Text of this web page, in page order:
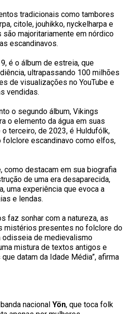
tradicionais como tambores
citole, jouhikko, nyckelharpa e
são majoritariamente em nórdico
escandinavos.
é o álbum de estreia, que
ultrapassando 100 milhões
de visualizações no YouTube e
vendidas.
o segundo álbum, Vikings
o elemento da água em suas
terceiro, de 2023, é Huldufólk,
folclore escandinavo como elfos,
como destacam em sua biografia
de uma era desaparecida,
uma experiência que evoca a
e lendas.
faz sonhar com a natureza, as
mistérios presentes no folclore do
odisseia de medievalismo
mistura de textos antigos e
datam da Idade Média”, afirma
nacionalYön, que toca folk